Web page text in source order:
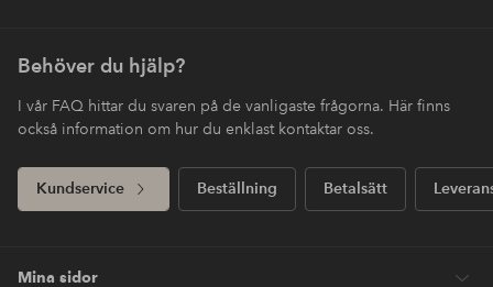
Behöver du hjälp?
I vår FAQ hittar du svaren på de vanligaste frågorna. Här finns
också information om hur du enklast kontaktar oss.
Kundservice Beställning Betalsätt
Mina sidor